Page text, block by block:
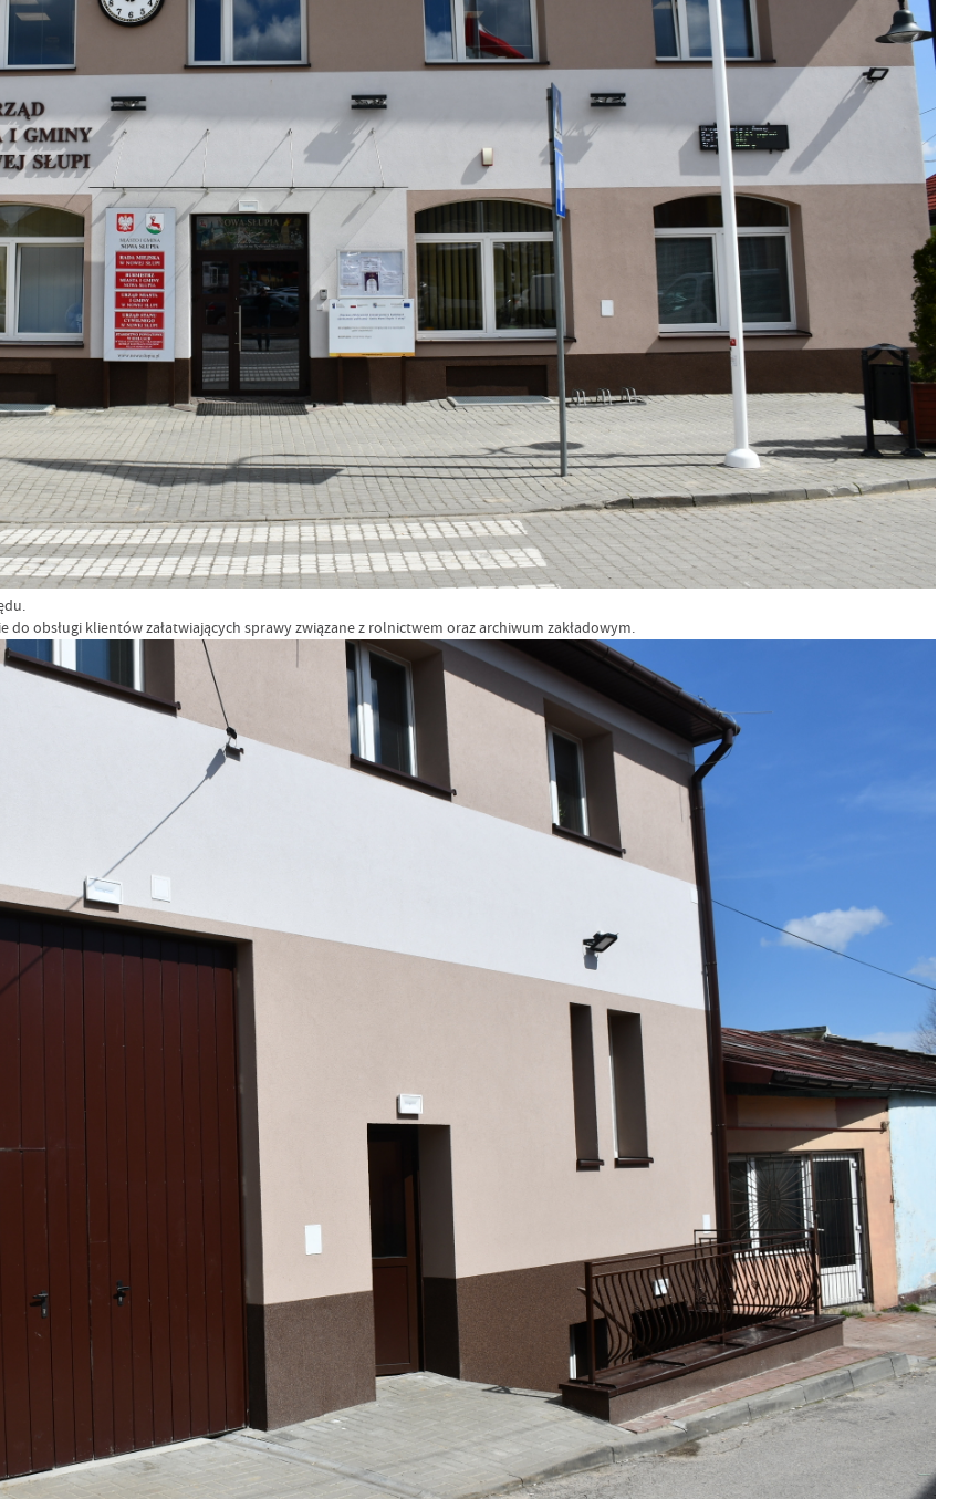
do obsługi klientów załatwiających sprawy związane z rolnictwem oraz archiwum zakładowym.